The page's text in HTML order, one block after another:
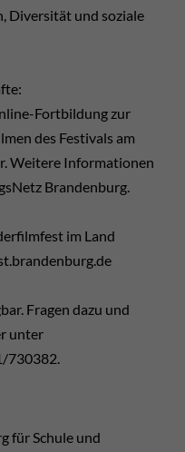
Diversität und soziale
Fortbildung zur
des Festivals am
Weitere Informationen
Brandenburg.
im Land
Fragen dazu und
unter
730382.
für Schule und